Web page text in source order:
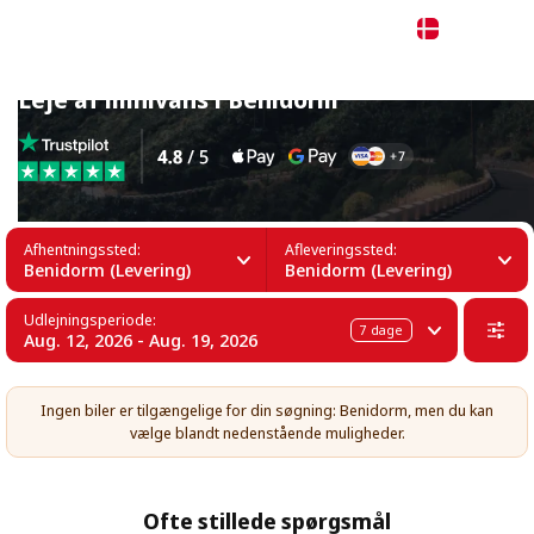
Leje af minivans i Benidorm
Afhentningssted:
Benidorm (Levering)
Afleveringssted:
Benidorm (Levering)
Udlejningsperiode:
Aug. 12, 2026 - Aug. 19, 2026 7 dage
Ingen biler er tilgængelige for din søgning: Benidorm, men du kan
vælge blandt nedenstående muligheder.
Ofte stillede spørgsmål